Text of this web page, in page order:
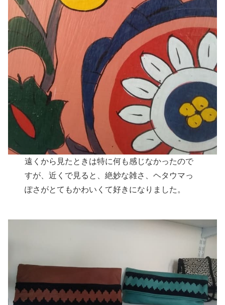
遠くから見たときは特に何も感じなかったので
すが、近くで見ると、絶妙な雑さ、ヘタウマっ
ぽさがとてもかわいくて好きになりました。